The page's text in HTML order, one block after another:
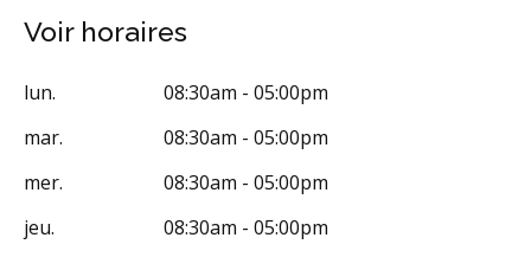
Voir horaires
lun.
08:30am - 05:00pm
mar.
08:30am - 05:00pm
mer.
08:30am - 05:00pm
jeu.
08:30am - 05:00pm